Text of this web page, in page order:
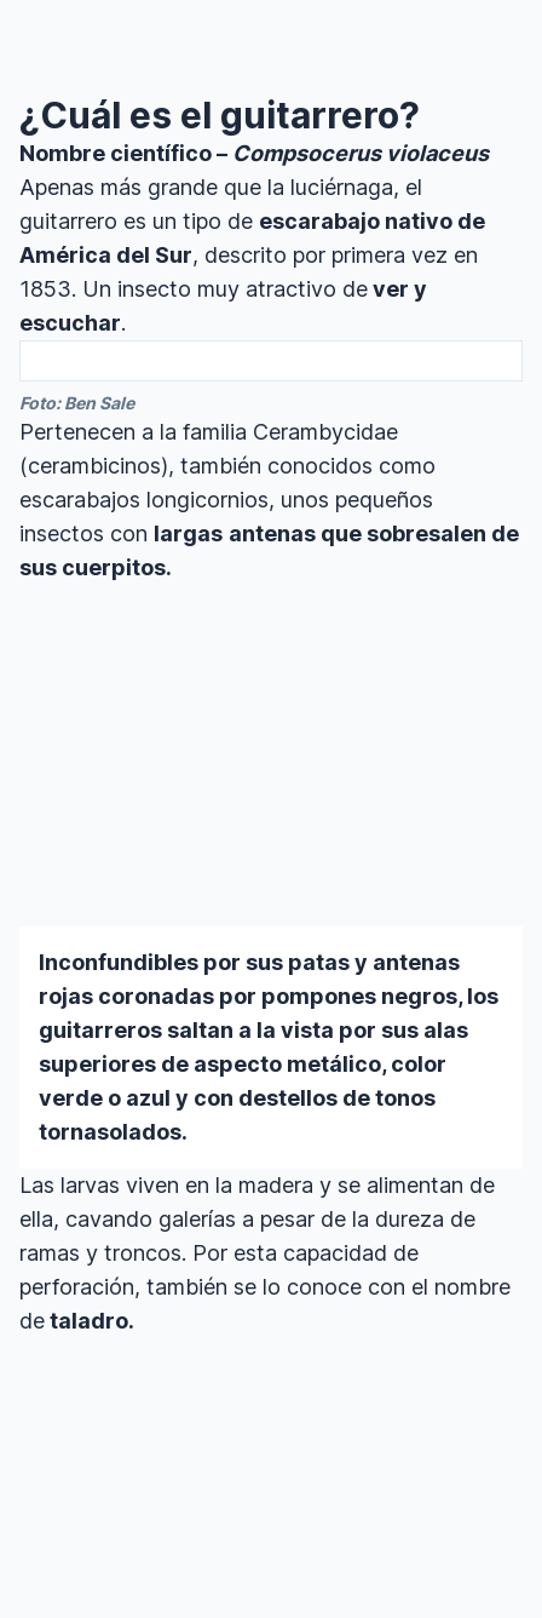
¿Cuál es el guitarrero?
Nombre científico – Compsocerus violaceus
Apenas más grande que la luciérnaga, el
guitarrero es un tipo de escarabajo nativo de
América del Sur, descrito por primera vez en
1853. Un insecto muy atractivo dever y
escuchar.
Foto: Ben Sale
Pertenecen a la familia Cerambycidae
(cerambicinos), también conocidos como
escarabajos longicornios, unos pequeños
insectos con largas antenas que sobresalen de
sus cuerpitos.
Inconfundibles por sus patas y antenas
rojas coronadas por pompones negros, los
guitarreros saltan a la vista por sus alas
superiores de aspecto metálico, color
verde o azul y con destellos de tonos
tornasolados.
Las larvas viven en la madera y se alimentan de
ella, cavando galerías a pesar de la dureza de
ramas y troncos. Por esta capacidad de
perforación, también se lo conoce con el nombre
detaladro.